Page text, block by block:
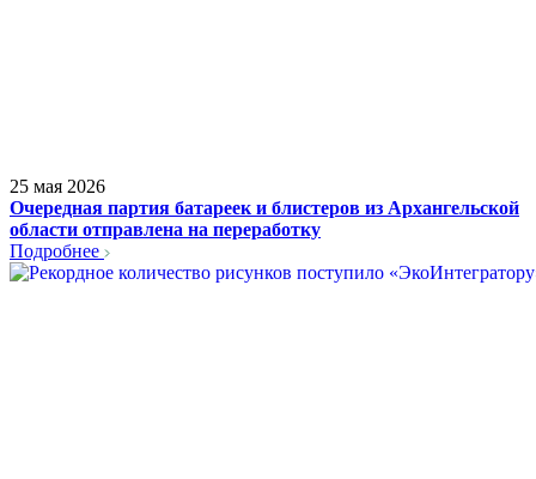
25 мая 2026
Очередная партия батареек и блистеров из Архангельской
области отправлена на переработку
Подробнее